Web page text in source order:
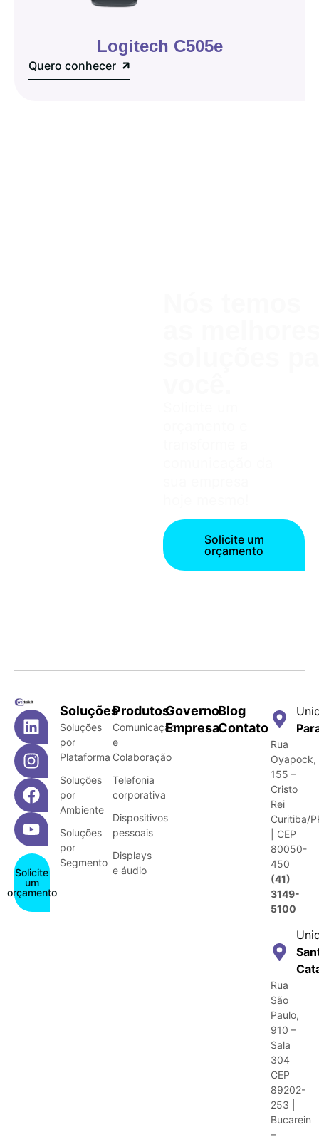
Logitech C505e
Quero conhecer
Solicite um
orçamento
Solicite
um
orçamento
Soluções
Soluções
por
Plataforma
Soluções
por
Ambiente
Soluções
por
Segmento
Produtos
Comunicação
e
Colaboração
Telefonia
corporativa
Dispositivos
pessoais
Displays
e áudio
Governo
Empresa
Blog
Contato
Rua
Oyapock,
155 –
Cristo
Rei
Curitiba/
| CEP
80050-
450
(41)
3149-
5100
Rua
São
Paulo,
910 –
Sala
304
CEP
89202-
253 |
Bucarein
–